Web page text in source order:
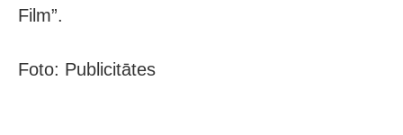
Film”.
Foto: Publicitātes